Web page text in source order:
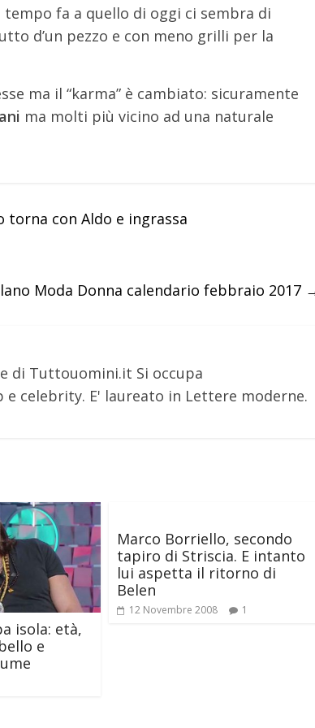
tempo fa a quello di oggi ci sembra di
d’un pezzo e con meno grilli per la
ma il “karma” è cambiato: sicuramente
ma molti più vicino ad una naturale
torna con Aldo e ingrassa
Moda Donna calendario febbraio 2017
di Tuttouomini.it Si occupa
celebrity. E' laureato in Lettere moderne.
isola: età,
e
Marco Borriello, secondo
tapiro di Striscia. E intanto
lui aspetta il ritorno di
Belen
12 Novembre 2008 1